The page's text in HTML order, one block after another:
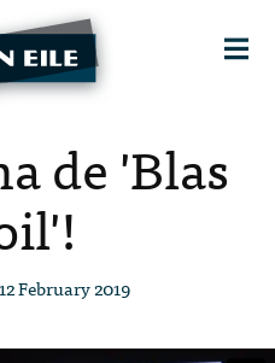
de 'Blas
12 February 2019